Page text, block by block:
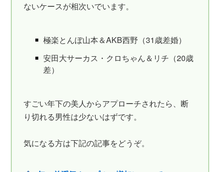
ないケースが相次いでいます。
極楽とんぼ山本＆AKB西野（31歳差婚）
安田大サーカス・クロちゃん＆リチ（20歳
差）
すごい年下の美人からアプローチされたら、断
り切れる男性は少ないはずです。
気になる方は下記の記事をどうぞ。